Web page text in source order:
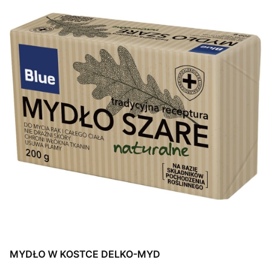
MYDŁO W KOSTCE DELKO-MYD